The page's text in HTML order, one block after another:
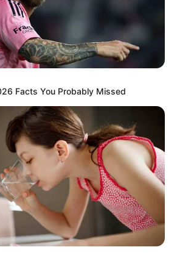
Facts You Probably Missed